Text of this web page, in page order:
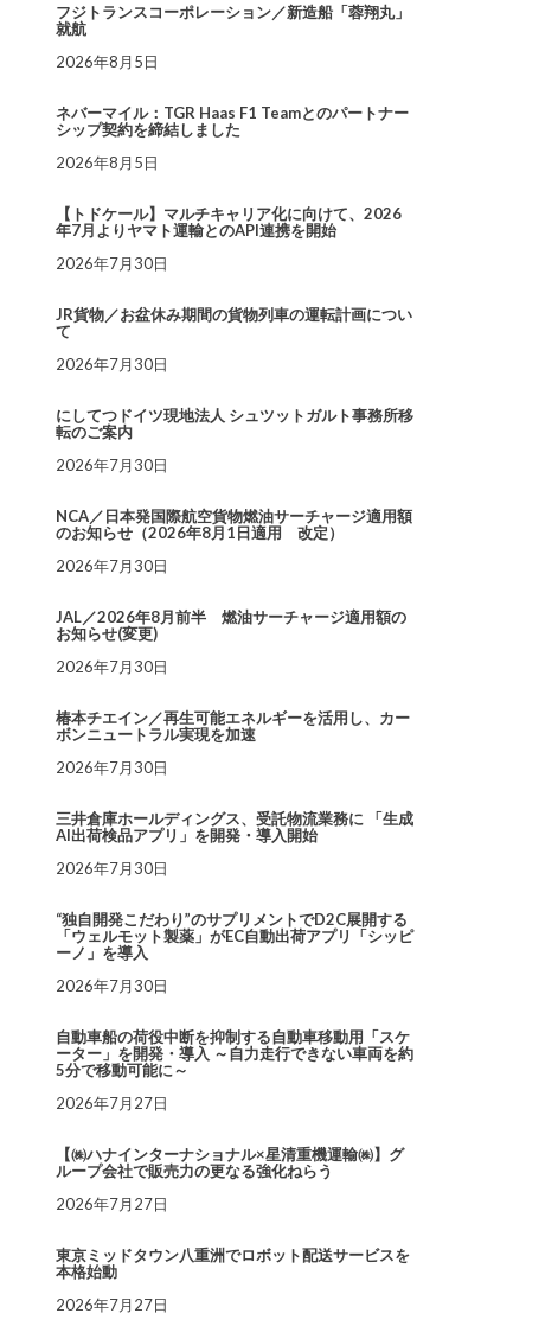
フジトランスコーポレーション／新造船「蓉翔丸」
就航
2026年8月5日
ネバーマイル：TGR Haas F1 Teamとのパートナー
シップ契約を締結しました
2026年8月5日
【トドケール】マルチキャリア化に向けて、2026
年7月よりヤマト運輸とのAPI連携を開始
2026年7月30日
JR貨物／お盆休み期間の貨物列車の運転計画につい
て
2026年7月30日
にしてつドイツ現地法人 シュツットガルト事務所移
転のご案内
2026年7月30日
NCA／日本発国際航空貨物燃油サーチャージ適用額
のお知らせ（2026年8月1日適用 改定）
2026年7月30日
JAL／2026年8月前半 燃油サーチャージ適用額の
お知らせ(変更)
2026年7月30日
椿本チエイン／再生可能エネルギーを活用し、カー
ボンニュートラル実現を加速
2026年7月30日
三井倉庫ホールディングス、受託物流業務に 「生成
AI出荷検品アプリ」を開発・導入開始
2026年7月30日
“独自開発こだわり”のサプリメントでD2C展開する
「ウェルモット製薬」がEC自動出荷アプリ「シッピ
ーノ」を導入
2026年7月30日
自動車船の荷役中断を抑制する自動車移動用「スケ
ーター」を開発・導入 ～自力走行できない車両を約
5分で移動可能に～
2026年7月27日
【㈱ハナインターナショナル×星清重機運輸㈱】グ
ループ会社で販売力の更なる強化ねらう
2026年7月27日
東京ミッドタウン八重洲でロボット配送サービスを
本格始動
2026年7月27日